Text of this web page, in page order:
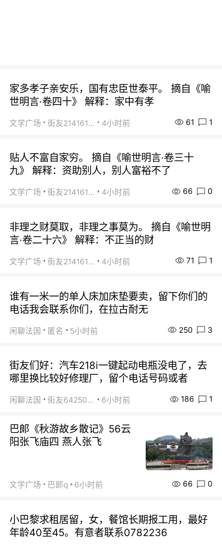
家多孝子亲安乐，国有忠臣世泰平。 摘自《喻
世明言·卷四十》 解释：家中有孝
文学广场 街友21416156 4小时前 61 1
贴人不富自家穷。 摘自《喻世明言·卷三十
九》 解释：资助别人，别人富裕不了
文学广场 街友21416156 4小时前 66 0
非理之财莫取，非理之事莫为。 摘自《喻世明
言·卷二十六》 解释：不正当的财
文学广场 街友21416156 4小时前 71 1
谁有一米一的单人床加床垫要卖，留下你们的
电话我会联系你们，在拉古耐无
闲聊法国 匿名 5小时前 250 3
街友们好：汽车218i一键起动电瓶没电了，去
哪里换比较好修理厂，留个电话号码或者
闲聊法国 街友64250024 6小时前 186 1
巴郞《秋游故乡散记》56云
阳张飞庙四 燕人张飞
文学广场 巴郞q 6小时前 66 0
小巴黎求租居留，女，餐馆长期报工用，最好
年龄40至45。有意者联系0782236